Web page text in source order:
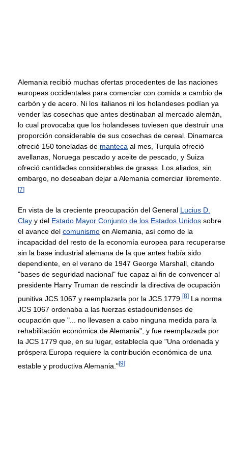
Alemania recibió muchas ofertas procedentes de las naciones
europeas occidentales para comerciar con comida a cambio de
carbón y de acero. Ni los italianos ni los holandeses podían ya
vender las cosechas que antes destinaban al mercado alemán,
lo cual provocaba que los holandeses tuviesen que destruir una
proporción considerable de sus cosechas de cereal. Dinamarca
ofreció 150 toneladas de manteca al mes, Turquía ofreció
avellanas, Noruega pescado y aceite de pescado, y Suiza
ofreció cantidades considerables de grasas. Los aliados, sin
embargo, no deseaban dejar a Alemania comerciar libremente.
[7]
En vista de la creciente preocupación del General Lucius D.
Clay y del Estado Mayor Conjunto de los Estados Unidos sobre
el avance del comunismo en Alemania, así como de la
incapacidad del resto de la economía europea para recuperarse
sin la base industrial alemana de la que antes había sido
dependiente, en el verano de 1947 George Marshall, citando
"bases de seguridad nacional" fue capaz al fin de convencer al
presidente Harry Truman de rescindir la directiva de ocupación
punitiva JCS 1067 y reemplazarla por la JCS 1779. [8] La norma
JCS 1067 ordenaba a las fuerzas estadounidenses de
ocupación que "... no llevasen a cabo ninguna medida para la
rehabilitación económica de Alemania", y fue reemplazada por
la JCS 1779 que, en su lugar, establecía que "Una ordenada y
próspera Europa requiere la contribución económica de una
estable y productiva Alemania."[9]